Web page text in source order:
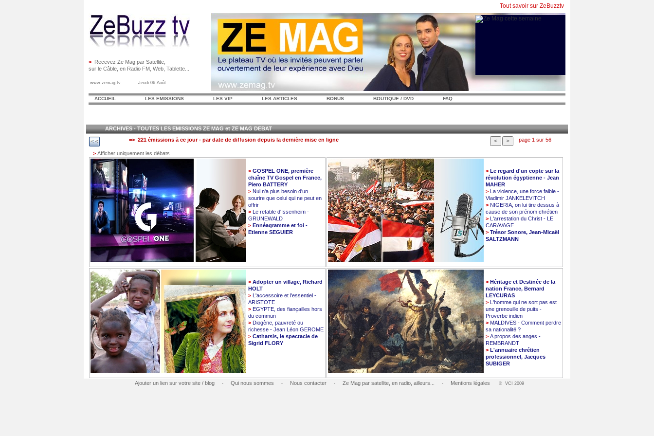
> Recevez Ze Mag par Satellite,
sur le Câble, en Radio FM, Web, Tablette...
www.zemag.tv Jeudi 06 Août
Tout savoir sur ZeBuzztv
ACCUEIL LES EMISSIONS LES VIP LES ARTICLES BONUS BOUTIQUE / DVD FAQ
ARCHIVES - TOUTES LES EMISSIONS ZE MAG et ZE MAG DEBAT
=> 221 émissions à ce jour - par date de diffusion depuis la dernière mise en ligne
page 1 sur 56
> Afficher uniquement les débats
> GOSPEL ONE, première
chaîne TV Gospel en France,
Piero BATTERY
> Nul n'a plus besoin d'un
sourire que celui qui ne peut en
offrir
> Le retable d'Issenheim -
GRUNEWALD
> Ennéagramme et foi -
Etienne SEGUIER
> Le regard d'un copte sur la
révolution égyptienne - Jean
MAHER
> La violence, une force faible -
Vladimir JANKELEVITCH
> NIGERIA, on lui tire dessus à
cause de son prénom chrétien
> L'arrestation du Christ - LE
CARAVAGE
> Trésor Sonore, Jean-Micaël
SALTZMANN
> Adopter un village, Richard
HOLT
> L'accessoire et l'essentiel -
ARISTOTE
> EGYPTE, des fiançailles hors
du commun
> Diogène, pauvreté ou
richesse - Jean Léon GEROME
> Catharsis, le spectacle de
Sigrid FLORY
> Héritage et Destinée de la
nation France, Bernard
LEYCURAS
> L'homme qui ne sort pas est
une grenouille de puits -
Proverbe indien
> MALDIVES - Comment perdre
sa nationalité ?
> A propos des anges -
REMBRANDT
> L'annuaire chrétien
professionnel, Jacques
SUBIGER
Ajouter un lien sur votre site / blog - Qui nous sommes - Nous contacter - Ze Mag par satellite, en radio, ailleurs... - Mentions légales © VCI 2009